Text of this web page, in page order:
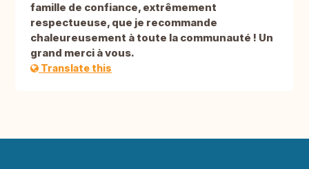
famille de confiance, extrêmement
respectueuse, que je recommande
chaleureusement à toute la communauté ! Un
grand merci à vous.
Translate this